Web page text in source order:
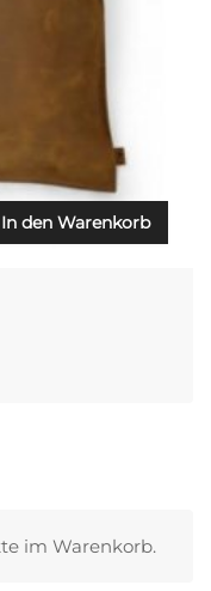
In den Warenkorb
im Warenkorb.